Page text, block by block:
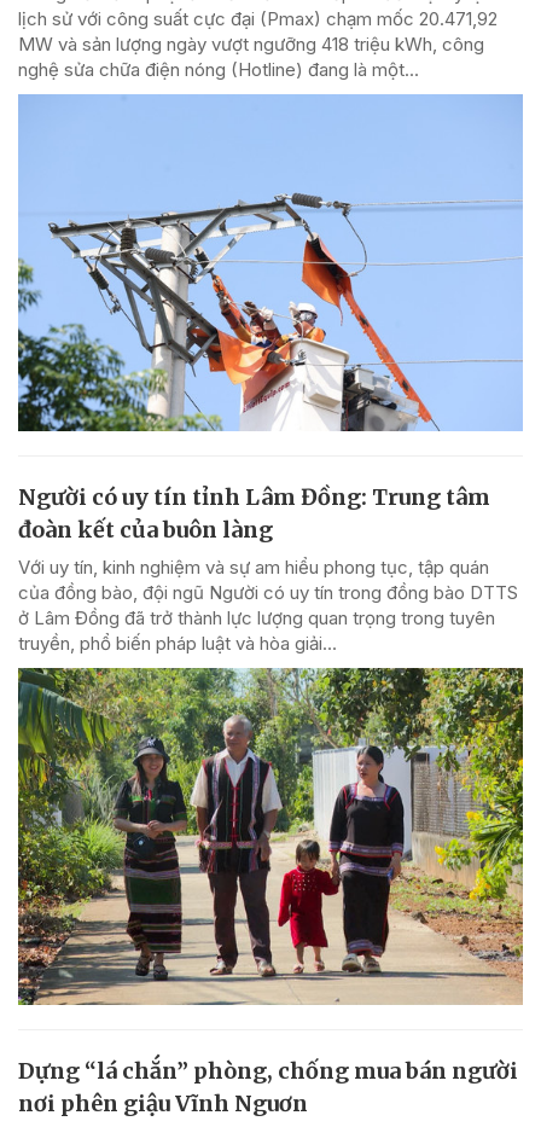
lịch sử với công suất cực đại (Pmax) chạm mốc 20.471,92
MW và sản lượng ngày vượt ngưỡng 418 triệu kWh, công
nghệ sửa chữa điện nóng (Hotline) đang là một...
Người có uy tín tỉnh Lâm Đồng: Trung tâm
đoàn kết của buôn làng
Với uy tín, kinh nghiệm và sự am hiểu phong tục, tập quán
của đồng bào, đội ngũ Người có uy tín trong đồng bào DTTS
ở Lâm Đồng đã trở thành lực lượng quan trọng trong tuyên
truyền, phổ biến pháp luật và hòa giải...
Dựng “lá chắn” phòng, chống mua bán người
nơi phên giậu Vĩnh Nguơn